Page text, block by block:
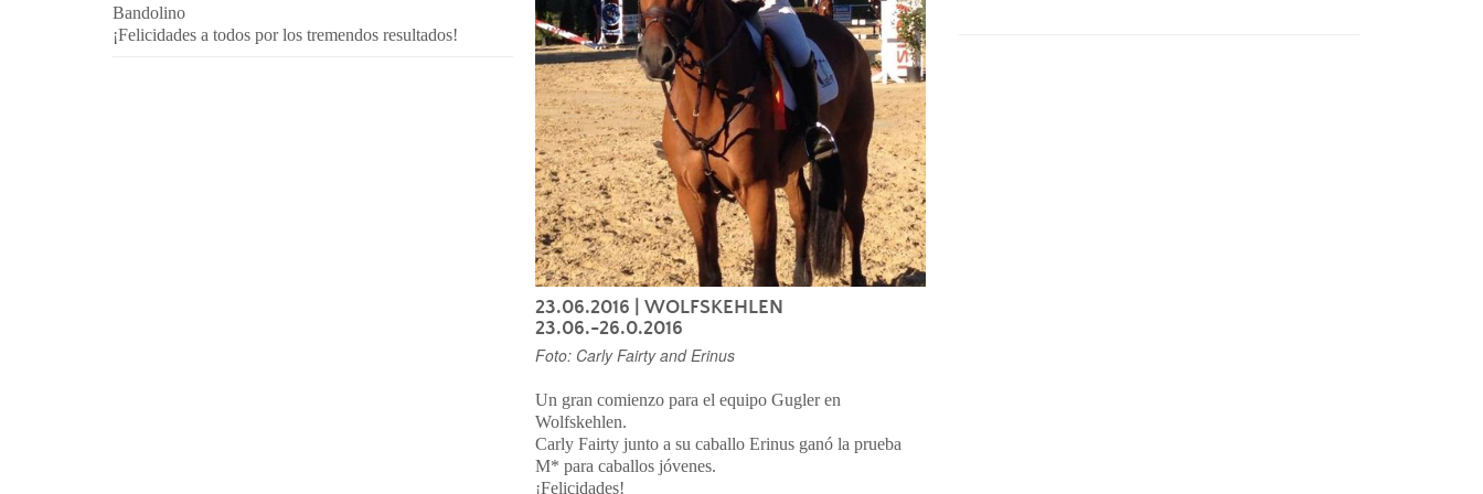
Bandolino
¡Felicidades a todos por los tremendos resultados!
23.06.2016 | WOLFSKEHLEN
23.06.-26.0.2016
Foto: Carly Fairty and Erinus
Un gran comienzo para el equipo Gugler en
Wolfskehlen.
Carly Fairty junto a su caballo Erinus ganó la prueba
M* para caballos jóvenes.
¡Felicidades!